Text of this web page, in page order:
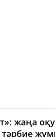
жаңа оқу